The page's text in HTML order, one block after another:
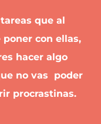
que al
con ellas,
hacer algo
no vas poder
procrastinas.